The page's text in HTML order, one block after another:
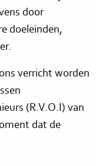
door
doeleinden,
verricht worden
(R.V.O.I) van
dat de